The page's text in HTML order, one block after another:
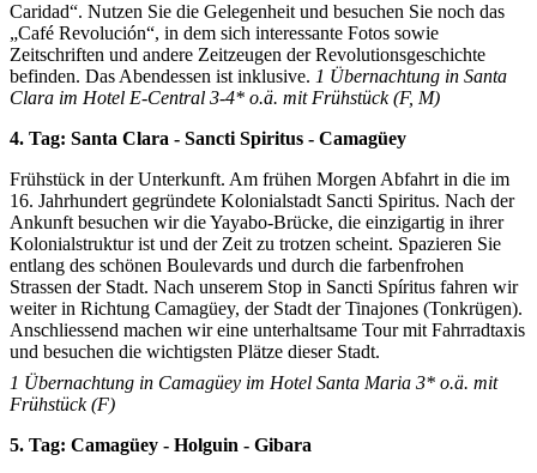
Caridad“. Nutzen Sie die Gelegenheit und besuchen Sie noch das
„Café Revolución“, in dem sich interessante Fotos sowie
Zeitschriften und andere Zeitzeugen der Revolutionsgeschichte
befinden. Das Abendessen ist inklusive. 1 Übernachtung in Santa
Clara im Hotel E-Central 3-4* o.ä. mit Frühstück (F, M)
4. Tag: Santa Clara - Sancti Spiritus - Camagüey
Frühstück in der Unterkunft. Am frühen Morgen Abfahrt in die im
16. Jahrhundert gegründete Kolonialstadt Sancti Spiritus. Nach der
Ankunft besuchen wir die Yayabo-Brücke, die einzigartig in ihrer
Kolonialstruktur ist und der Zeit zu trotzen scheint. Spazieren Sie
entlang des schönen Boulevards und durch die farbenfrohen
Strassen der Stadt. Nach unserem Stop in Sancti Spíritus fahren wir
weiter in Richtung Camagüey, der Stadt der Tinajones (Tonkrügen).
Anschliessend machen wir eine unterhaltsame Tour mit Fahrradtaxis
und besuchen die wichtigsten Plätze dieser Stadt.
1 Übernachtung in Camagüey im Hotel Santa Maria 3* o.ä. mit
Frühstück (F)
5. Tag: Camagüey - Holguin - Gibara